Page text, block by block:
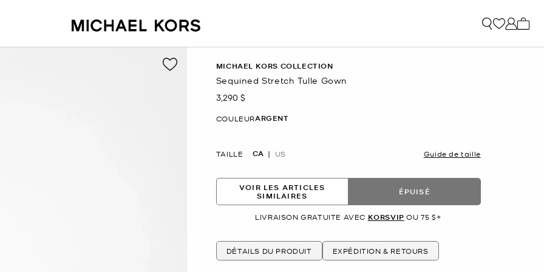
MICHAEL KORS COLLECTION
Sequined Stretch Tulle Gown
maintenant
3,290 $
COULEURARGENT
TAILLE CA US Guide de taille
VOIR LES ARTICLES
SIMILAIRES
ÉPUISÉ
LIVRAISON GRATUITE AVEC KORSVIP OU 75 $+
DÉTAILS DU PRODUIT EXPÉDITION & RETOURS